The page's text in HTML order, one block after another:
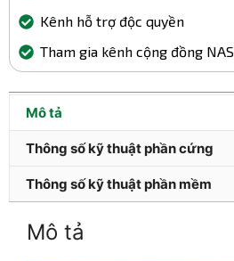
Kênh hỗ trợ độc quyền
Tham gia kênh cộng đồng NAS
Mô tả
Thông số kỹ thuật phần cứng
Thông số kỹ thuật phần mềm
Mô tả